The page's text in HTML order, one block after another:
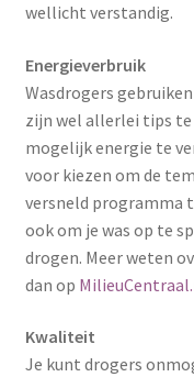
wellicht verstandig.
Energieverbruik
Wasdrogers
zijn wel allerlei tips
mogelijk energie te
voor kiezen om de
versneld programma
ook om je was op te
drogen. Meer weten
dan op
Kwaliteit
Je kunt drogers